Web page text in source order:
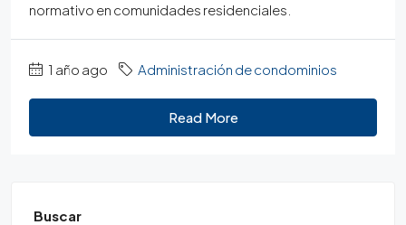
normativo en comunidades residenciales.
1 año ago Administración de condominios
Read More
Buscar